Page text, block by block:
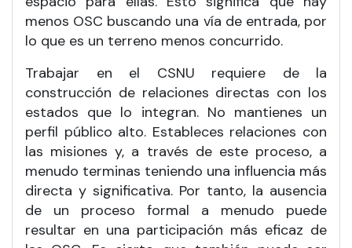
menos OSC buscando una vía de entrada, por
lo que es un terreno menos concurrido.
Trabajar en el CSNU requiere de la
construcción de relaciones directas con los
estados que lo integran. No mantienes un
perfil público alto. Estableces relaciones con
las misiones y, a través de este proceso, a
menudo terminas teniendo una influencia más
directa y significativa. Por tanto, la ausencia
de un proceso formal a menudo puede
resultar en una participación más eficaz de